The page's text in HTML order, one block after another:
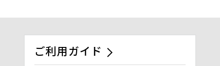
ご利用ガイド